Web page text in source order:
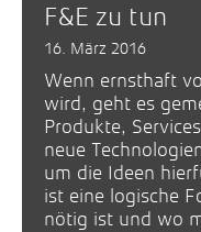
F&E zu tun
16. März 2016
Wenn ernsthaft
wird, geht es
Produkte,
neue
um die Ideen
ist eine logische
nötig ist und wo